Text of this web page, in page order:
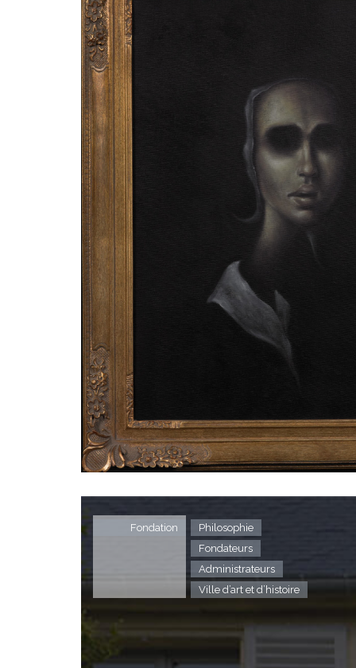
Fondation
Philosophie
Fondateurs
Administrateurs
Ville d’art et d’histoire